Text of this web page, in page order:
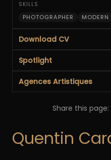
SKILLS
PHOTOGRAPHER MODERN
Download CV
Spotlight
Agences Artistiques
Share this page:
Quentin